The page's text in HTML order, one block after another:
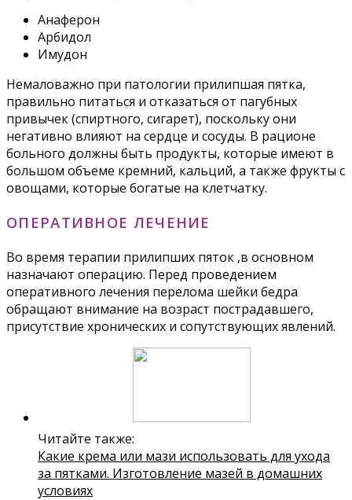
Анаферон
Арбидол
Имудон
Немаловажно при патологии прилипшая пятка,
правильно питаться и отказаться от пагубных
привычек (спиртного, сигарет), поскольку они
негативно влияют на сердце и сосуды. В рационе
больного должны быть продукты, которые имеют в
большом объеме кремний, кальций, а также фрукты с
овощами, которые богатые на клетчатку.
ОПЕРАТИВНОЕ ЛЕЧЕНИЕ
Во время терапии прилипших пяток ,в основном
назначают операцию. Перед проведением
оперативного лечения перелома шейки бедра
обращают внимание на возраст пострадавшего,
присутствие хронических и сопутствующих явлений.
Читайте также:
Какие крема или мази использовать для ухода
за пятками. Изготовление мазей в домашних
условиях